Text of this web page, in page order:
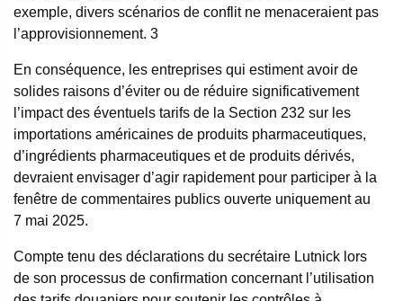
exemple, divers scénarios de conflit ne menaceraient pas
l’approvisionnement. 3
En conséquence, les entreprises qui estiment avoir de
solides raisons d’éviter ou de réduire significativement
l’impact des éventuels tarifs de la Section 232 sur les
importations américaines de produits pharmaceutiques,
d’ingrédients pharmaceutiques et de produits dérivés,
devraient envisager d’agir rapidement pour participer à la
fenêtre de commentaires publics ouverte uniquement au
7 mai 2025.
Compte tenu des déclarations du secrétaire Lutnick lors
de son processus de confirmation concernant l’utilisation